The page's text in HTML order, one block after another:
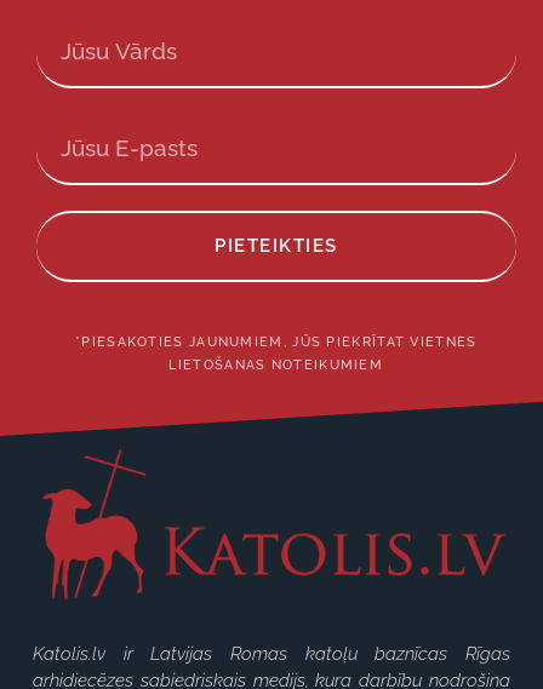
PIETEIKTIES
*PIESAKOTIES JAUNUMIEM, JŪS PIEKRĪTAT VIETNES
LIETOŠANAS NOTEIKUMIEM
Katolis.lv ir Latvijas Romas katoļu baznīcas Rīgas
arhidiecēzes sabiedriskais medijs, kura darbību nodrošina